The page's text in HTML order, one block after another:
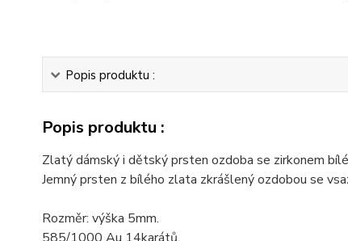
Popis produktu :
Popis produktu :
Zlatý dámský i dětský prsten ozdoba se zirkonem
Jemný prsten z bílého zlata zkrášlený ozdobou se
Rozměr: výška 5mm.